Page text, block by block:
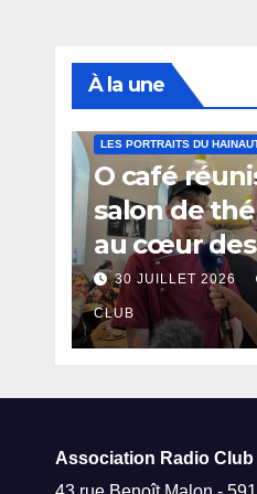
À la une
LES PORTRAITS DU
O café
salon de
au cœur des
thermes de
Amand-les-
30 JUILLET 2026
CLUB
Association Radio Club